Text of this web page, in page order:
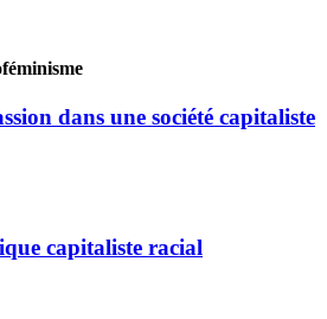
dans une société capitaliste
capitaliste racial